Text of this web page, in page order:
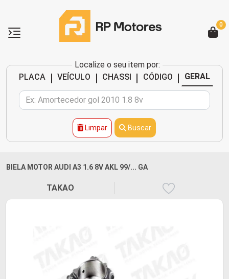
Localize o seu item por:
PLACA
| VEÍCULO | CHASSI | CÓDIGO | GERAL
Limpar Buscar
0
BIELA MOTOR AUDI A3 1.6 8V AKL 99/... GA
TAKAO